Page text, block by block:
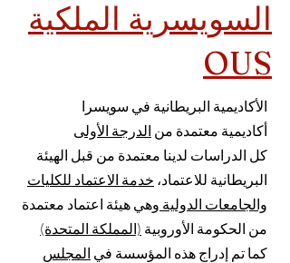
السويسرية الملكية
OUS
الأكاديمية البريطانية في سويسرا
أكاديمية معتمدة من الدرجة الأولى
كل الدراسات لدينا معتمدة من قبل الهيئة
البريطانية للاعتماد، خدمة الاعتماد للكليات
والجامعات الدولية وهي هيئة اعتماد معتمدة
من الحكومة الأوروبية (المملكة المتحدة)
كما تم إدراج هذه المؤسسة في المجلس